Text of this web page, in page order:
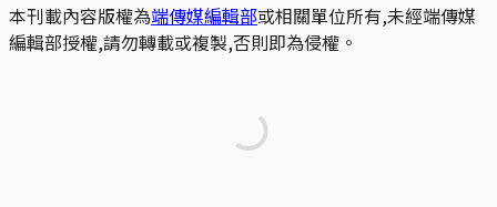
本刊載內容版權為端傳媒編輯部或相關單位所有,未經端傳媒
編輯部授權,請勿轉載或複製,否則即為侵權。